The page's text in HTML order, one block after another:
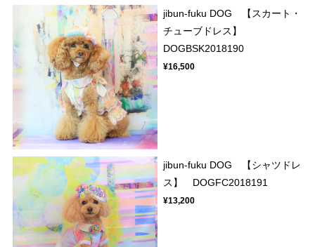
jibun-fuku DOG 【スカート・
チューブドレス】
DOGBSK2018190
¥16,500
jibun-fuku DOG 【シャツドレ
ス】 DOGFC2018191
¥13,200